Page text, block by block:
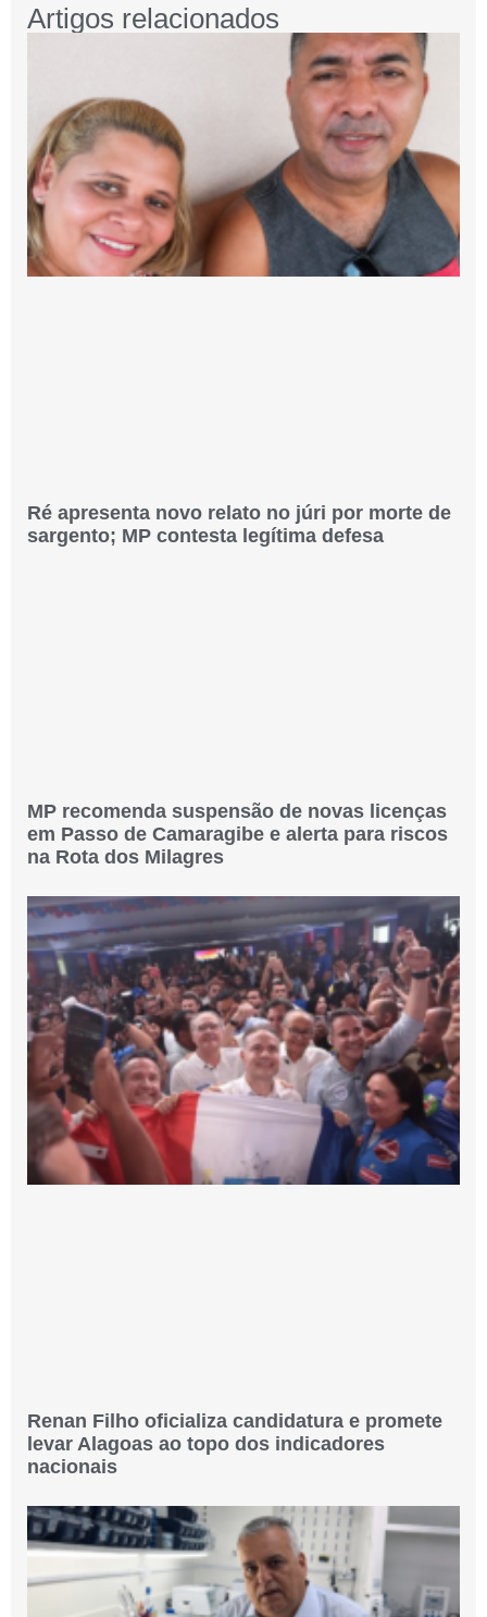
Artigos relacionados
Ré apresenta novo relato no júri por morte de
sargento; MP contesta legítima defesa
MP recomenda suspensão de novas licenças
em Passo de Camaragibe e alerta para riscos
na Rota dos Milagres
Renan Filho oficializa candidatura e promete
levar Alagoas ao topo dos indicadores
nacionais